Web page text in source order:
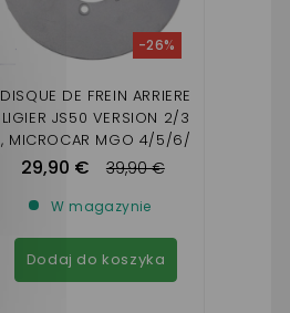
DISQUE DE FREIN ARRIERE
LIGIER JS50 VERSION 2/3
, MICROCAR MGO 4/5/6/
DUÉ 5/6 (DISQUE NON
29,90 €
-26%
39,90 €
W magazynie
Dodaj do koszyka